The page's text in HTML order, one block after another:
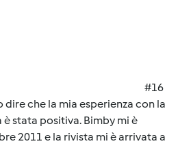
#16
che la mia esperienza con la
stata positiva. Bimby mi è
2011 e la rivista mi è arrivata a